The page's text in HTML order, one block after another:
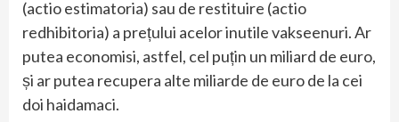
(actio estimatoria) sau de restituire (actio
redhibitoria) a prețului acelor inutile vakseenuri. Ar
putea economisi, astfel, cel puțin un miliard de euro,
și ar putea recupera alte miliarde de euro de la cei
doi haidamaci.